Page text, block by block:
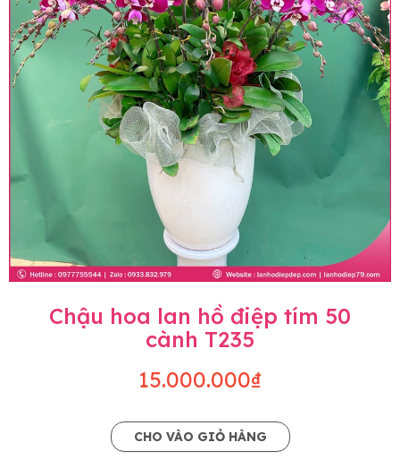
Chậu hoa lan hồ điệp tím 50
cành T235
15.000.000₫
CHO VÀO GIỎ HÀNG